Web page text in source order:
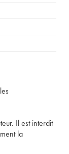
Il est interdit
la